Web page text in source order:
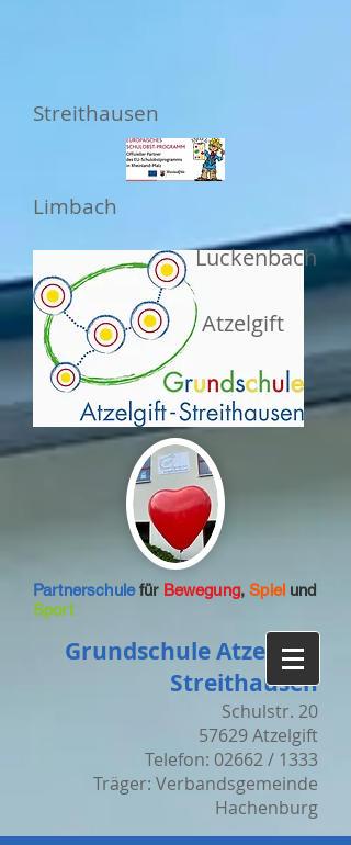
Streithausen
Limbach
Luckenbach
Atzelgift
Partnerschulefür Bewegung,Spiel und
Sport
Grundschule Atzelgift-
Streithausen
Schulstr. 20
57629 Atzelgift
Telefon: 02662 / 1333
Träger: Verbandsgemeinde
Hachenburg